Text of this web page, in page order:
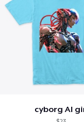
cyborg AI